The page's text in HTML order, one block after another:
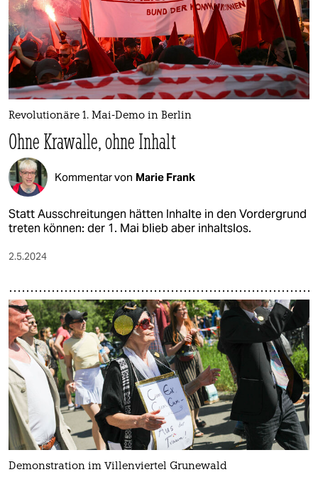
Revolutionäre 1. Mai-Demo in Berlin
Ohne Krawalle, ohne Inhalt
Kommentar von Marie Frank
Statt Ausschreitungen hätten Inhalte in den Vordergrund
treten können: der 1. Mai blieb aber inhaltslos.
2.5.2024
Demonstration im Villenviertel Grunewald